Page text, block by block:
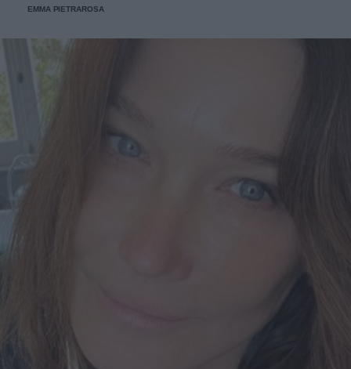
EMMA PIETRAROSA